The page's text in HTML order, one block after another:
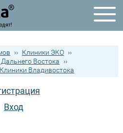
›› Клиники ЭКО ››
Востока
››
Клиники Владивостока
Вход